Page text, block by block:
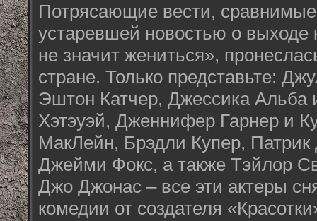
Потрясающие вести,
устаревшей новостью о
не значит жениться»,
стране. Только представьте:
Эштон Катчер, Джессика
Хэтэуэй, Дженнифер Гарнер и
МакЛейн, Брэдли Купер,
Джейми Фокс, а также Тэйлор
Джо Джонас – все эти актеры
комедии от создателя